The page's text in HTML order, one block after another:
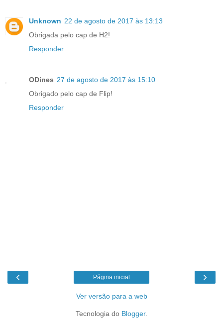
Unknown 22 de agosto de 2017 às 13:13
Obrigada pelo cap de H2!
Responder
ODines 27 de agosto de 2017 às 15:10
Obrigado pelo cap de Flip!
Responder
‹ ›
Página inicial
Ver versão para a web
Tecnologia do Blogger.